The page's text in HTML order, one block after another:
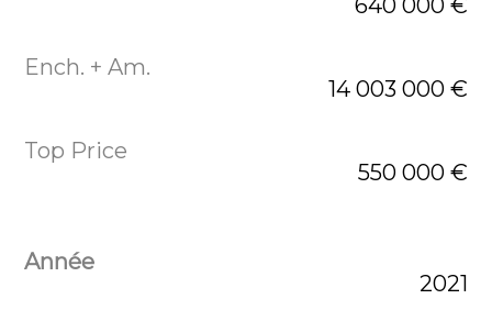
640 000 €
14 003 000 €
550 000 €
2021